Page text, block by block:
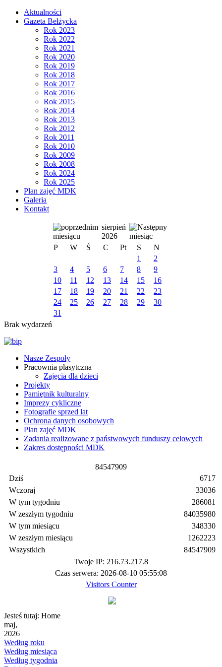
Aktualności
Gazeta Bełżycka
Rok 2023
Rok 2022
Rok 2021
Rok 2020
Rok 2019
Rok 2018
Rok 2017
Rok 2016
Rok 2015
Rok 2014
Rok 2013
Rok 2012
Rok 2011
Rok 2010
Rok 2009
Rok 2008
Rok 2024
Rok 2025
Plan zajęć MDK
Galeria
Kontakt
sierpień
2026
P
W Ś C Pt S
N
1
2
3
4 5 6 7 8
9
10
11 12 13 14 15
16
17
18 19 20 21 22
23
24
25 26 27 28 29
30
31
Brak wydarzeń
Nasze Zespoły
Pracownia plasytczna
Zajęcia dla dzieci
Projekty
Pamiętnik kulturalny
Imprezy cykliczne
Fotografie sprzed lat
Ochrona danych osobowych
Plan zajęć MDK
Zadania realizowane z państwowych funduszy celowych
Zakres dostępności MDK
84547909
Dziś
Wczoraj
W tym tygodniu
W zeszłym tygodniu
W tym miesiącu
W zeszłym miesiącu
Wszystkich
6717
33036
286081
84035980
348330
1262223
84547909
Twoje IP: 216.73.217.8
Czas serwera: 2026-08-10 05:55:08
Visitors Counter
Jesteś tutaj: Home
maj,
2026
Według roku
Według miesiąca
Według tygodnia